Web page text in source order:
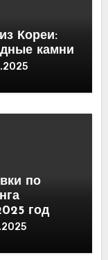
Кореи:
камни
по
год